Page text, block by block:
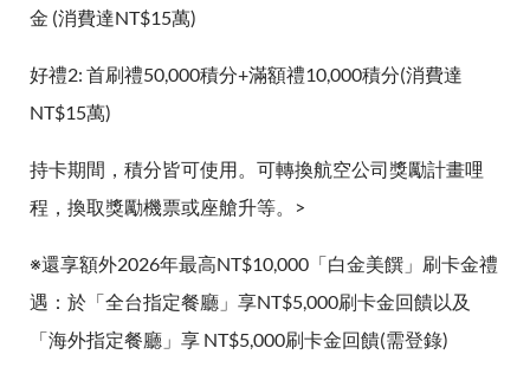
金 (消費達NT$15萬)
好禮2: 首刷禮50,000積分+滿額禮10,000積分(消費達
NT$15萬)
持卡期間，積分皆可使用。可轉換航空公司獎勵計畫哩
程，換取獎勵機票或座艙升等。>
※還享額外2026年最高NT$10,000「白金美饌」刷卡金禮
遇：於「全台指定餐廳」享NT$5,000刷卡金回饋以及
「海外指定餐廳」享 NT$5,000刷卡金回饋(需登錄)